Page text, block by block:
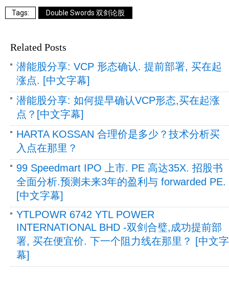
Double Swords 双剑论股
Related Posts
潜能股分享: VCP 形态确认. 提前部署, 买在起
涨点. [中文字幕]
潜能股分享: 如何提早确认VCP形态,买在起涨
点？[中文字幕]
HARTA KOSSAN 合理价是多少？技术分析买
入点在那里？
99 Speedmart IPO 上市. PE 高达35X. 招股书
全面分析.预测未来3年的盈利与 forwarded PE.
[中文字幕]
YTLPOWR 6742 YTL POWER
INTERNATIONAL BHD -双剑合璧,成功提前部
署, 买在便宜价. 下一个阻力线在那里？ [中文字
幕]